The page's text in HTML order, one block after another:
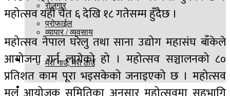
रोजगार
व्यापार / व्यवसाय
खेलकुद
विज्ञान प्रविधि
प्रोफाईल
मेरो गाउँ, मेरो ठाउँ
महोत्सव यही चैत ६ देखि १८ गतेसम्म हुँदैछ ।
महोत्सव नेपाल घरेलु तथा साना उद्योग महासंघ बाँकेले
आयोजना गर्न लागेको हो । महोत्सव सञ्चालनको ८०
प्रतिशत काम पूरा भइसकेको जनाइएको छ । महोत्सव